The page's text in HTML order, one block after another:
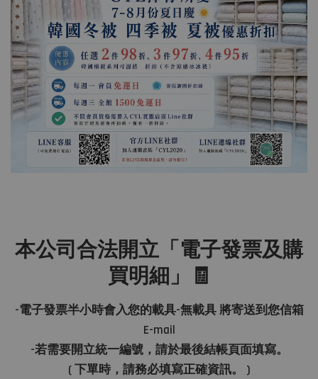
本公司合法開立「電子發票及購
買明細」🧾
-電子發票半小時會入您的載具-無載具 將寄送到您信箱
E-mail
-若需要開立統一編號，請於最後結帳頁面填寫。
( 下單時，請務必填寫正確資訊。 )